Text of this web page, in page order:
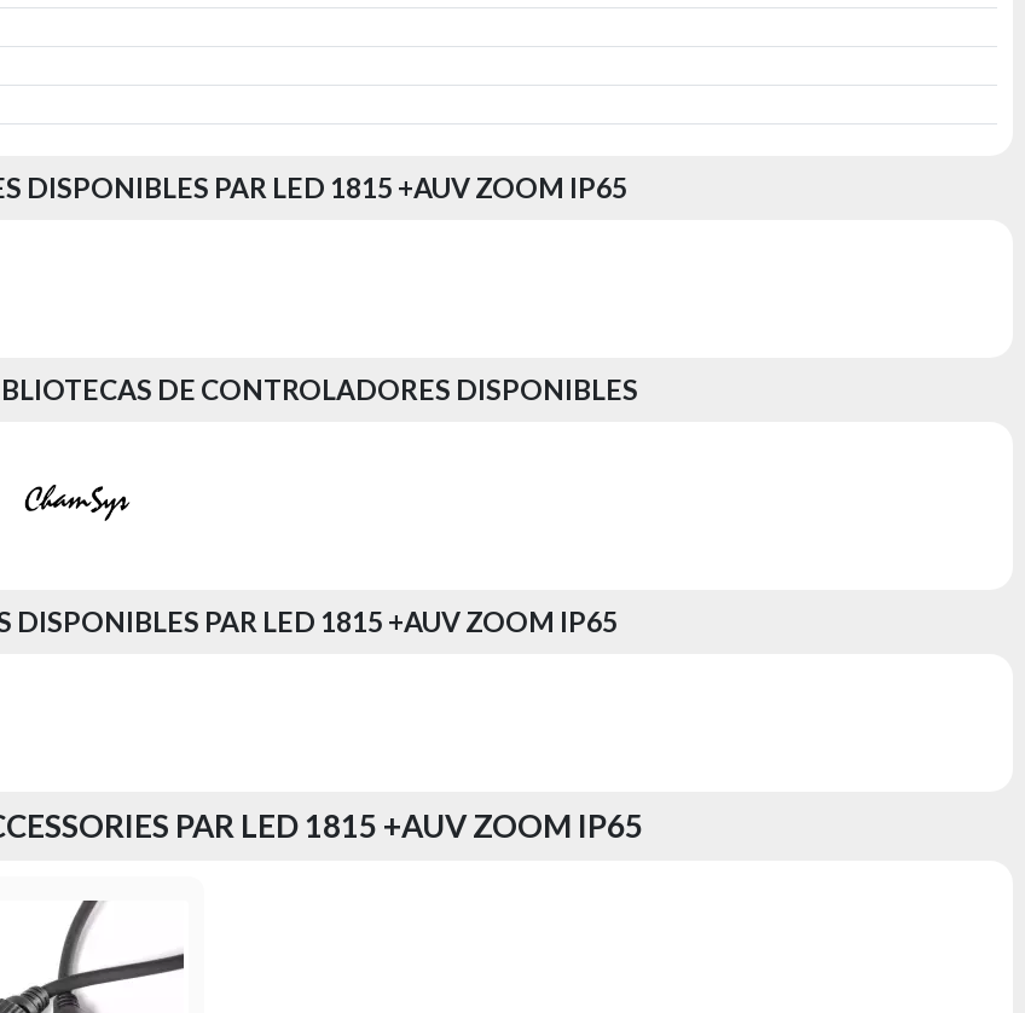
DISPONIBLES PAR LED 1815 +AUV ZOOM IP65
DE CONTROLADORES DISPONIBLES
DISPONIBLES PAR LED 1815 +AUV ZOOM IP65
PAR LED 1815 +AUV ZOOM IP65